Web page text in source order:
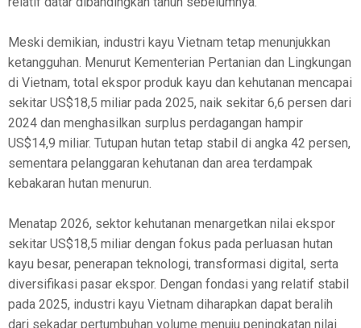
Meski demikian, industri kayu Vietnam tetap menunjukkan
ketangguhan. Menurut Kementerian Pertanian dan Lingkungan
di Vietnam, total ekspor produk kayu dan kehutanan mencapai
sekitar US$18,5 miliar pada 2025, naik sekitar 6,6 persen dari
2024 dan menghasilkan surplus perdagangan hampir
US$14,9 miliar. Tutupan hutan tetap stabil di angka 42 persen,
sementara pelanggaran kehutanan dan area terdampak
kebakaran hutan menurun.
Menatap 2026, sektor kehutanan menargetkan nilai ekspor
sekitar US$18,5 miliar dengan fokus pada perluasan hutan
kayu besar, penerapan teknologi, transformasi digital, serta
diversifikasi pasar ekspor. Dengan fondasi yang relatif stabil
pada 2025, industri kayu Vietnam diharapkan dapat beralih
dari sekadar pertumbuhan volume menuju peningkatan nilai